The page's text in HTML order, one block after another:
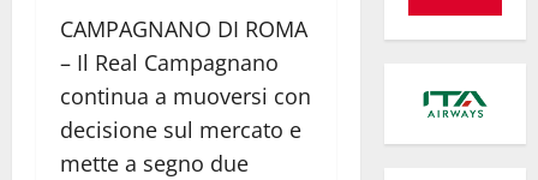
CAMPAGNANO DI ROMA
– Il Real Campagnano
continua a muoversi con
decisione sul mercato e
mette a segno due